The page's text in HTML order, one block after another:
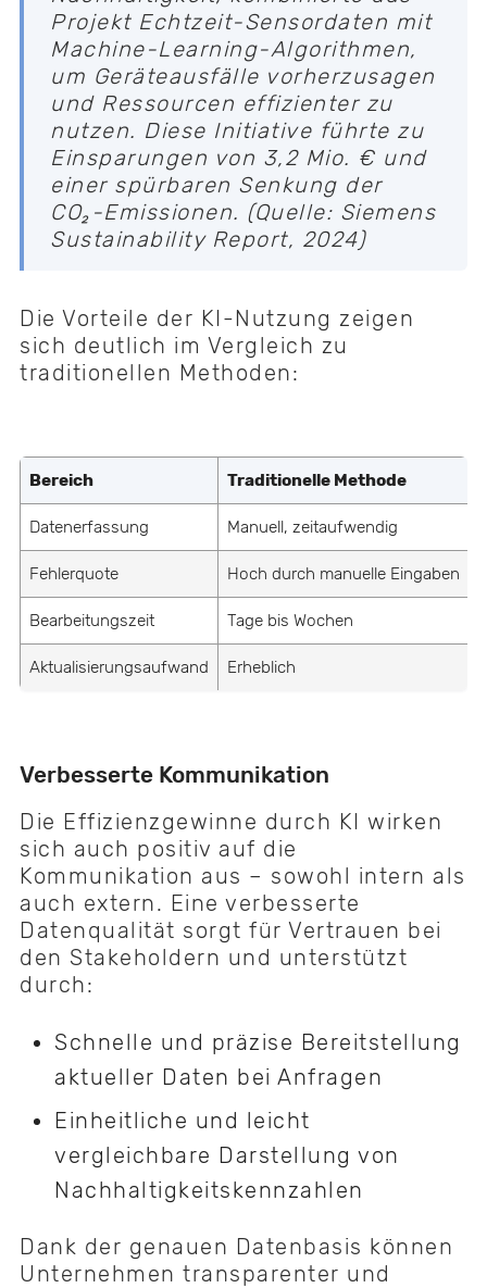
Projekt Echtzeit-Sensordaten mit
Machine-Learning-Algorithmen,
um Geräteausfälle vorherzusagen
und Ressourcen effizienter zu
nutzen. Diese Initiative führte zu
Einsparungen von 3,2 Mio. € und
einer spürbaren Senkung der
CO₂-Emissionen. (Quelle: Siemens
Sustainability Report, 2024)
Die Vorteile der KI-Nutzung zeigen
sich deutlich im Vergleich zu
traditionellen Methoden:
Bereich Traditionelle Methode
Datenerfassung Manuell, zeitaufwendig
Fehlerquote Hoch durch manuelle Eingaben
Bearbeitungszeit Tage bis Wochen
Aktualisierungsaufwand Erheblich
Verbesserte Kommunikation
Die Effizienzgewinne durch KI wirken
sich auch positiv auf die
Kommunikation aus – sowohl intern als
auch extern. Eine verbesserte
Datenqualität sorgt für Vertrauen bei
den Stakeholdern und unterstützt
durch:
Schnelle und präzise Bereitstellung
aktueller Daten bei Anfragen
Einheitliche und leicht
vergleichbare Darstellung von
Nachhaltigkeitskennzahlen
Dank der genauen Datenbasis können
Unternehmen transparenter und